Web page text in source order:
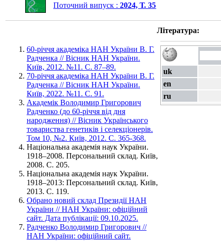
Поточний випуск :2024, Т. 35
Література:
60-річчя академіка НАН України В. Г.
Радченка // Вісник НАН України.
Київ, 2012. №11. С. 87–89.
70-річчя академіка НАН України В. Г.
Радченка // Вісник НАН України.
Київ, 2022. №11. С. 91.
Академік Володимир Григорович
Радченко (до 60-річчя від дня
народження) // Вісник Українського
товариства генетиків і селекціонерів.
Том 10, №2. Київ, 2012. С. 365-368.
Національна академія наук України.
1918–2008. Персональний склад. Київ,
2008. С. 205.
Національна академія наук України.
1918–2013: Персональний склад. Київ,
2013. С. 119.
Обрано новий склад Президії НАН
України // НАН України: офіційний
сайт. Дата публікації: 09.10.2025.
Радченко Володимир Григорович //
НАН України: офіційний сайт.
uk
en
ru